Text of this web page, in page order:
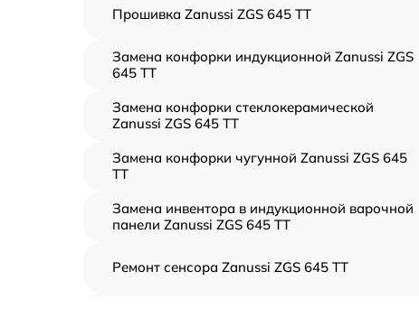
Прошивка Zanussi ZGS 645 TT
Замена конфорки индукционной Zanussi ZGS
645 TT
Замена конфорки стеклокерамической
Zanussi ZGS 645 TT
Замена конфорки чугунной Zanussi ZGS 645
TT
Замена инвентора в индукционной варочной
панели Zanussi ZGS 645 TT
Ремонт сенсора Zanussi ZGS 645 TT